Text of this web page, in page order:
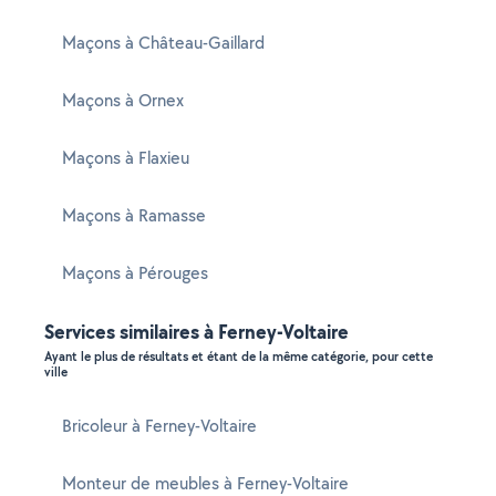
Maçons à Château-Gaillard
Maçons à Ornex
Maçons à Flaxieu
Maçons à Ramasse
Maçons à Pérouges
Services similaires à Ferney-Voltaire
Ayant le plus de résultats et étant de la même catégorie, pour cette
ville
Bricoleur à Ferney-Voltaire
Monteur de meubles à Ferney-Voltaire